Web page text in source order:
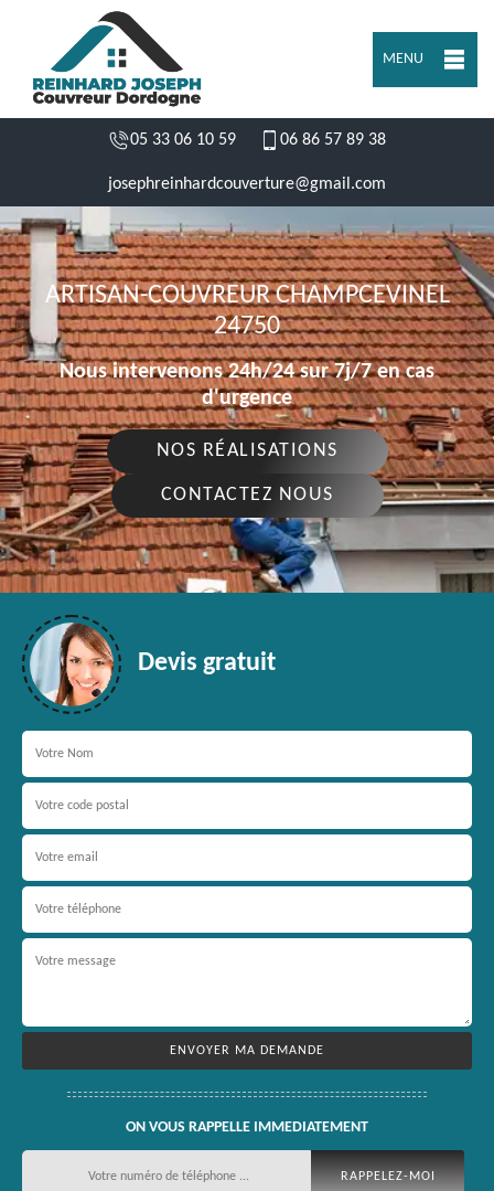
MENU
05 33 06 10 59 06 86 57 89 38
josephreinhardcouverture@gmail.com
ARTISAN-COUVREUR CHAMPCEVINEL
24750
Nous intervenons 24h/24 sur 7j/7 en cas
d'urgence
NOS RÉALISATIONS
CONTACTEZ NOUS
Devis gratuit
ON VOUS RAPPELLE IMMEDIATEMENT